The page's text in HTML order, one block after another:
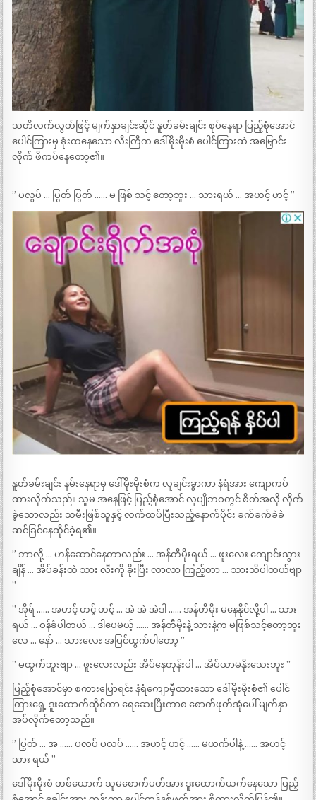
သတိလက်လွတ်ဖြင့် မျက်နှာချင်းဆိုင် နူတ်ခမ်းချင်း စုပ်နေရာ ပြည့်စုံအောင်
ပေါင်ကြားမှ ခုံးထနေသော လီးကြီက ဒေါ်မိုးမိုးစံ ပေါင်ကြားထဲ အမြှောင်း
လိုက် ဖိကပ်နေတော့၏။
” ပလွပ် … ပြွတ် ပြွတ် …… မ ဖြစ် သင့် တော့ဘူး … သားရယ် … အဟင့် ဟင့် ”
နူတ်ခမ်းချင်း နမ်းနေရာမှ ဒေါ်မိုးမိုးစံက လူချင်းခွာကာ နံရံအား ကျောကပ်
ထားလိုက်သည်။ သူမ အနေဖြင့် ပြည့်စုံအောင် လူပျိုဘဝတွင် စိတ်အလို လိုက်
ခဲ့သောလည်း သမီးဖြစ်သူနှင့် လက်ထပ်ပြီးသည့်နောက်ပိုင်း ခက်ခက်ခဲခဲ
ဆင်ခြင်နေထိုင်ခဲ့ရ၏။
” ဘာလို့ … ဟန်ဆောင်နေတာလည်း … အန်တီမိုးရယ် … ဖူးလေး ကျောင်းသွား
ချိန် … အိပ်ခန်းထဲ သား လီးကို ခိုးပြီး လာလာ ကြည့်တာ … သားသိပါတယ်ဗျာ
”
” အိုရ် …… အဟင့် ဟင့် ဟင့် … အဲ အဲ အဲဒါ …… အန်တီမိုး မနေနိုင်လို့ပါ … သား
ရယ် … ဝန်ခံပါတယ် … ဒါပေမယ့် …… အန်တီမိုးနဲ့ သားနဲ့က မဖြစ်သင့်တော့ဘူး
လေ … နော် … သားလေး အပြင်ထွက်ပါတော့ ”
” မထွက်ဘူးဗျာ … ဖူးလေးလည်း အိပ်နေတုန်းပါ … အိပ်ယာမနိုးသေးဘူး ”
ပြည့်စုံအောင်မှာ စကားပြောရင်း နံရံကျောမှီထားသော ဒေါ်မိုးမိုးစံ၏ ပေါင်
ကြားရှေ့ ဒူးထောက်ထိုင်ကာ ရေဆေးပြီးကာစ စောက်ဖုတ်အုံပေါ် မျက်နှာ
အပ်လိုက်တော့သည်။
” ပြွတ် … အ …… ပလပ် ပလပ် …… အဟင့် ဟင့် …… မယက်ပါနဲ့ …… အဟင့်
သား ရယ် ”
ဒေါ်မိုးမိုးစံ တစ်ယောက် သူမစောက်ပတ်အား ဒူးထောက်ယက်နေသော ပြည့်